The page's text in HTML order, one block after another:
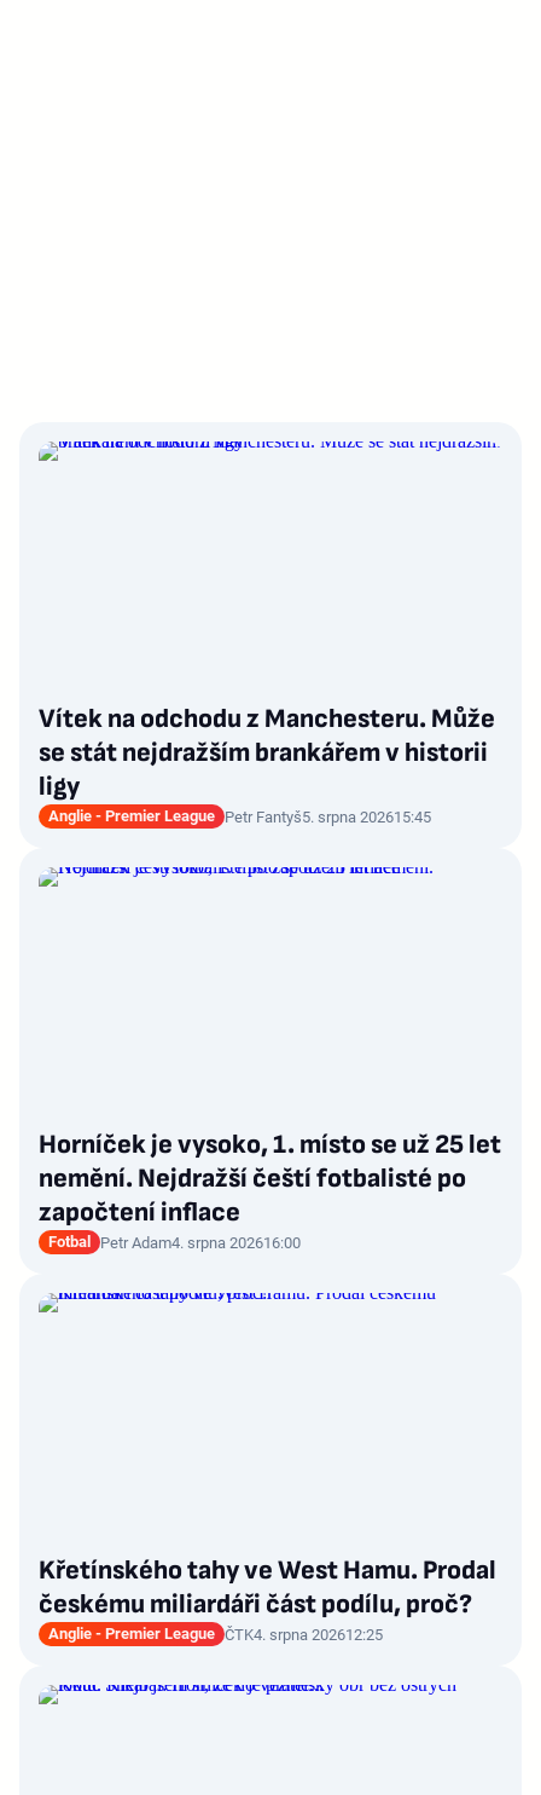
Vítek na odchodu z Manchesteru. Může
se stát nejdražším brankářem v historii
ligy
Anglie - Premier League Petr Fantyš5. srpna 202615:45
Horníček je vysoko, 1. místo se už 25 let
nemění. Nejdražší čeští fotbalisté po
započtení inflace
Fotbal Petr Adam4. srpna 202616:00
Křetínského tahy ve West Hamu. Prodal
českému miliardáři část podílu, proč?
Anglie - Premier League ČTK4. srpna 202612:25